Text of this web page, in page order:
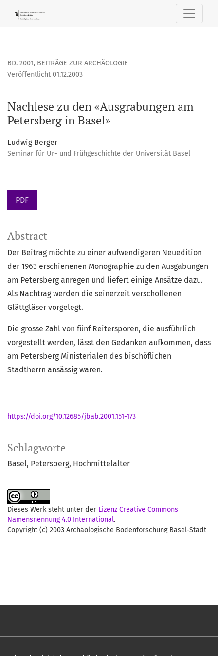
Nachlese zu den «Ausgrabungen am Petersberg in Basel»
BD. 2001, BEITRÄGE ZUR ARCHÄOLOGIE
Nachlese zu den «Ausgrabungen am
Petersberg in Basel»
Veröffentlicht 01.12.2003
Ludwig Berger
Seminar für Ur- und Frühgeschichte der Universität Basel
PDF
Schlagworte
Basel Petersberg Hochmittelalter
Abstract
Der Beitrag möchte zu einer aufwendigeren Neuedition
der 1963 erschienenen Monographie zu den Ausgabungen
am Petersberg anregen und liefert einige Ansätze dazu.
Als Nachtrag werden die seinerzeit verschollenen
Glättgläser vorgelegt.
Die grosse Zahl von fünf Reitersporen, die ausführlich
vorgestellt werden, lässt den Gedanken aufkommen, dass
am Petersberg Ministerialen des bischöflichen
Stadtherrn ansässig waren.
https://doi.org/10.12685/jbab.2001.151-173
Dieses Werk steht unter der Lizenz Creative Commons
Namensnennung 4.0 International.
Copyright (c) 2003 Archäologische Bodenforschung Basel-Stadt